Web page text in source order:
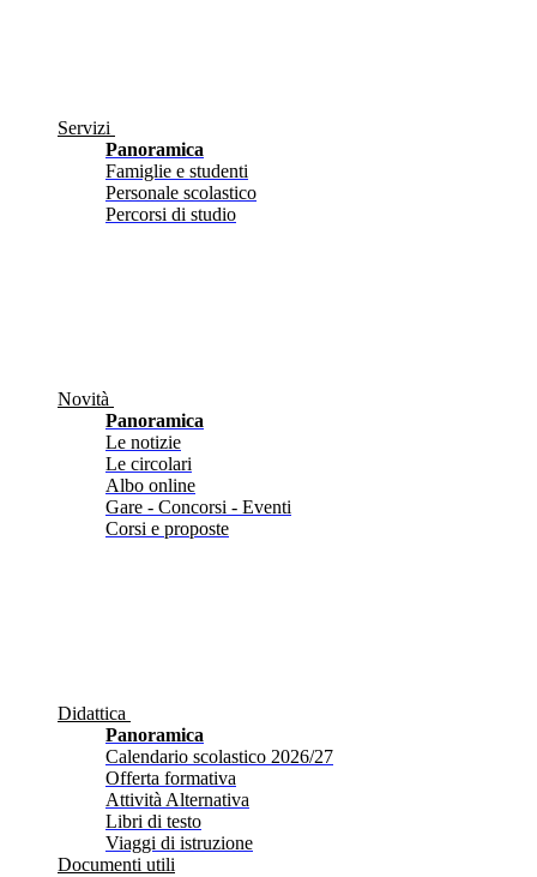
Servizi
Panoramica
Famiglie e studenti
Personale scolastico
Percorsi di studio
Novità
Panoramica
Le notizie
Le circolari
Albo online
Gare - Concorsi - Eventi
Corsi e proposte
Didattica
Panoramica
Calendario scolastico 2026/27
Offerta formativa
Attività Alternativa
Libri di testo
Viaggi di istruzione
Documenti utili